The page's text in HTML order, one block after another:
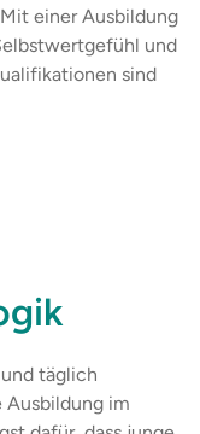
einer Ausbildung
und
sind
täglich
Ausbildung im